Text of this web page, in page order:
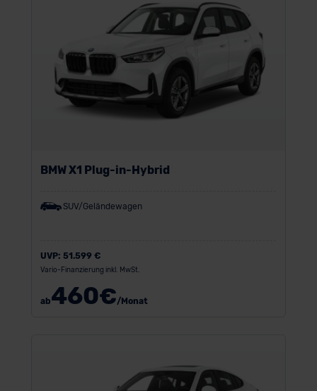
BMW X1 Plug-in-Hybrid
SUV/Geländewagen
UVP: 51.599 €
Vario-Finanzierung inkl. MwSt.
ab460€/Monat